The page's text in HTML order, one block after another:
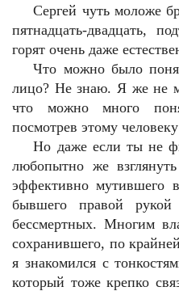
Сергей чуть моложе
пятнадцать-двадцать,
горят очень даже
Что можно было
лицо? Не знаю. Я же не
что можно много
посмотрев этому
Но даже если ты не
любопытно же
эффективно мутившего
бывшего правой
бессмертных. Многим
сохранившего, по
я знакомился с
который тоже крепко